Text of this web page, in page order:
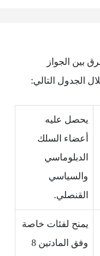
بين الجواز
الجدول التالي:
يحصل عليه
أعضاء السلك
الدبلوماسي
والسياسي
القنصلي.
يمنح لفئات خاصة
وفق المادتين 8